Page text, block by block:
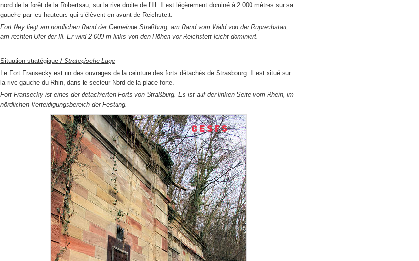
nord de la forêt de la Robertsau, sur la rive droite de l’Ill. Il est légèrement dominé à 2 000 mètres sur sa
gauche par les hauteurs qui s’élèvent en avant de Reichstett.
Fort Ney liegt am nördlichen Rand der Gemeinde Straßburg, am Rand vom Wald von der Ruprechstau,
am rechten Ufer der Ill. Er wird 2 000 m links von den Höhen vor Reichstett leicht dominiert.
Situation stratégique / Strategische Lage
Le Fort Fransecky est un des ouvrages de la ceinture des forts détachés de Strasbourg. Il est situé sur
la rive gauche du Rhin, dans le secteur Nord de la place forte.
Fort Fransecky ist eines der detachierten Forts von Straßburg. Es ist auf der linken Seite vom Rhein, im
nördlichen Verteidigungsbereich der Festung.